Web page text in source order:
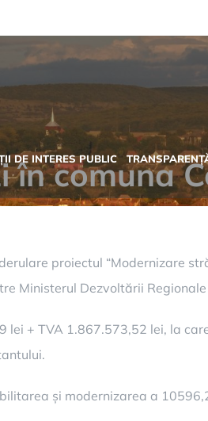
DE INTERES PUBLIC
în comuna
proiectul “Modernizare
Ministerul Dezvoltării
+ TVA 1.867.573,52 lei, la
și modernizarea a